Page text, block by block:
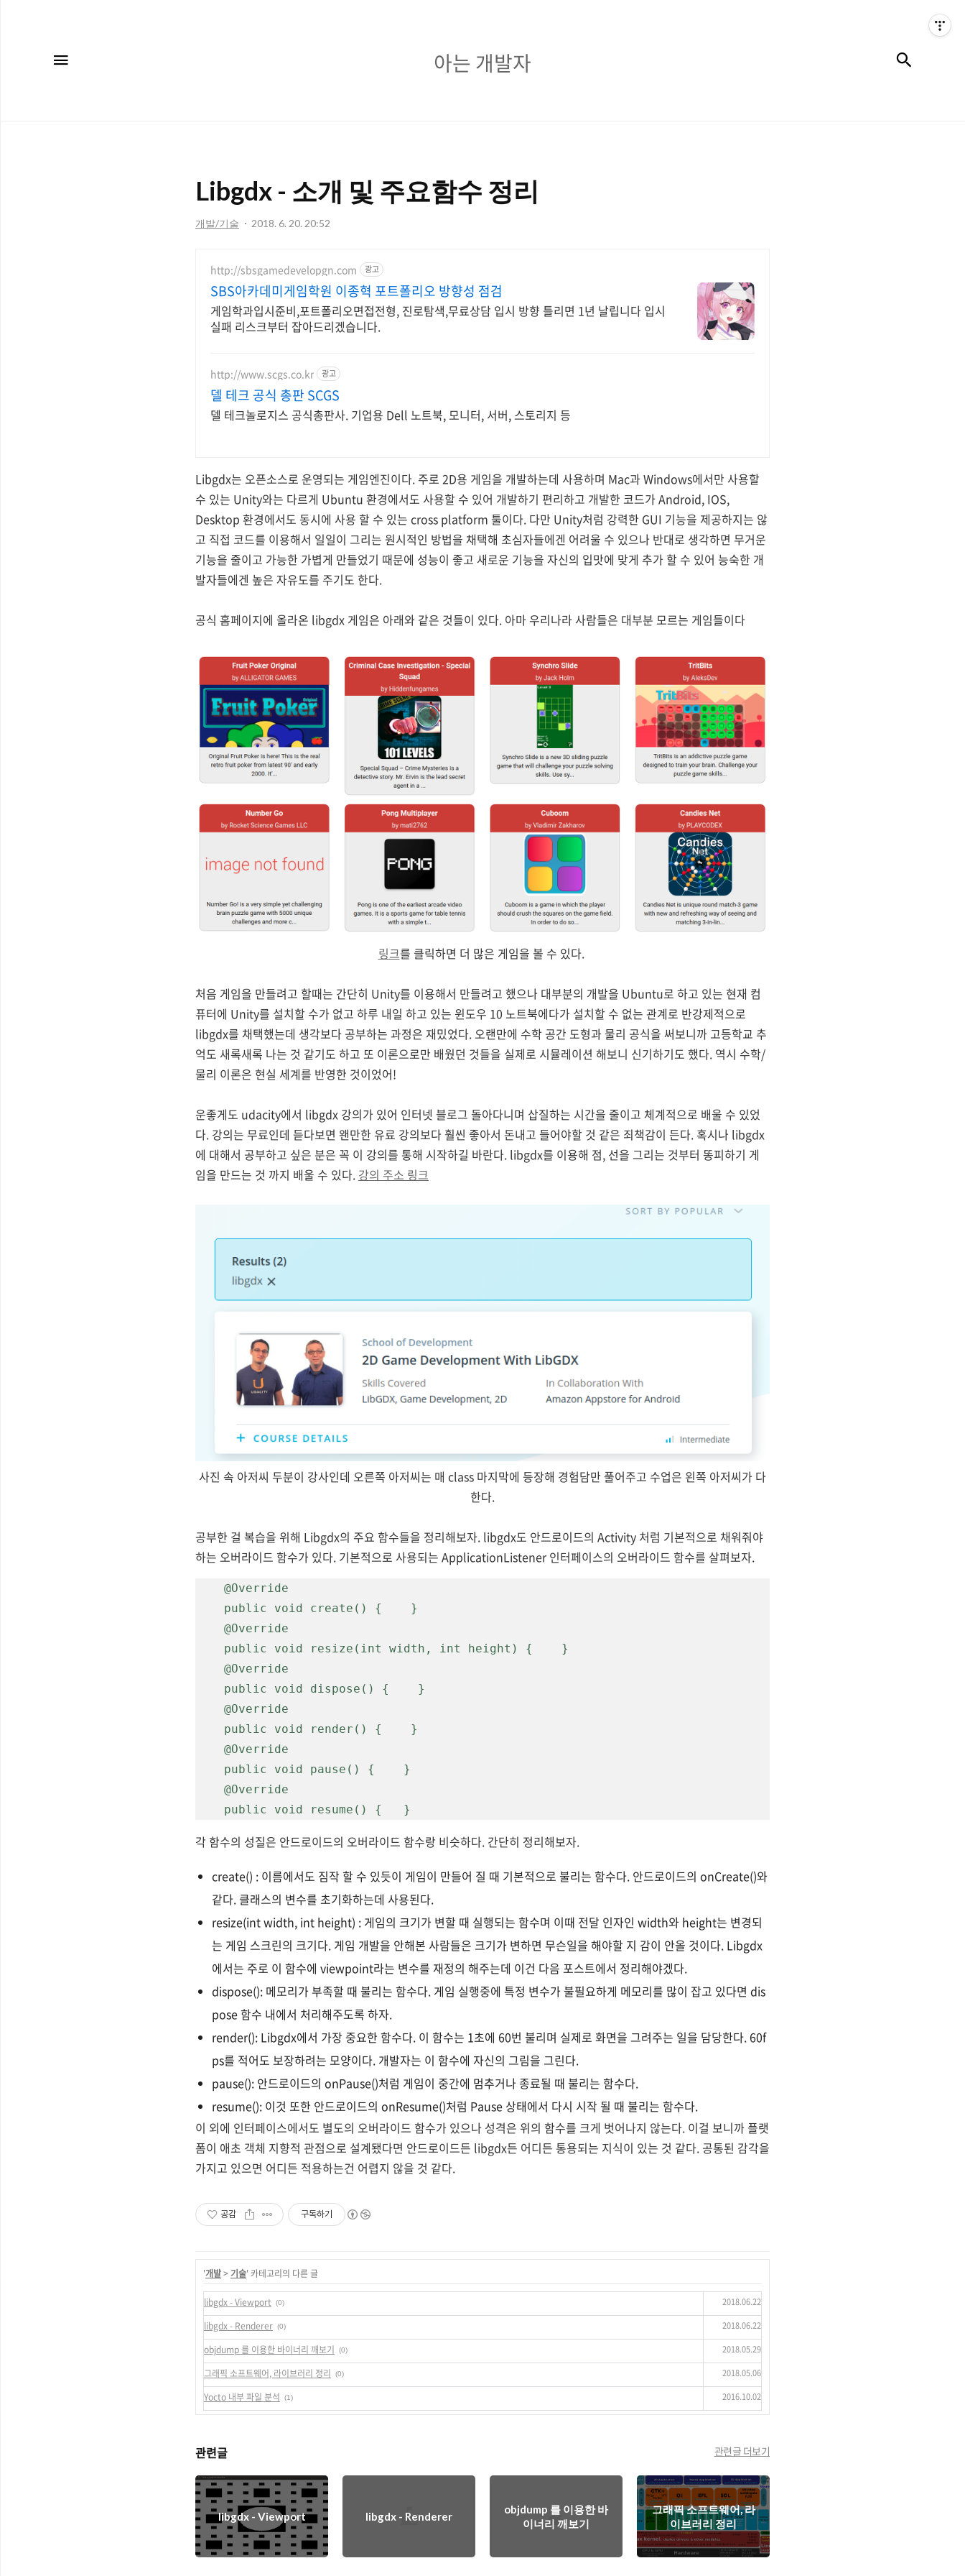
는
아는 개발자
Libgdx - 소개 및 주요함수 정리
개발/기술 2018. 6. 20. 20:52
http://sbsgamedevelopgn.com 광고
SBS아카데미게임학원 이종혁 포트폴리오 방향성 점검
게임학과입시준비,포트폴리오면접전형, 진로탐색,무료상담 입시 방향 틀리면 1년 날립니다 입시
실패 리스크부터 잡아드리겠습니다.
http://www.scgs.co.kr 광고
델 테크 공식 총판 SCGS
델 테크놀로지스 공식총판사. 기업용 Dell 노트북, 모니터, 서버, 스토리지 등
Libgdx는 오픈소스로 운영되는 게임엔진이다. 주로 2D용 게임을 개발하는데 사용하며 Mac과 Windows에서만 사용할
수 있는 Unity와는 다르게 Ubuntu 환경에서도 사용할 수 있어 개발하기 편리하고 개발한 코드가 Android, IOS,
Desktop 환경에서도 동시에 사용 할 수 있는 cross platform 툴이다. 다만 Unity처럼 강력한 GUI 기능을 제공하지는 않
고 직접 코드를 이용해서 일일이 그리는 원시적인 방법을 채택해 초심자들에겐 어려울 수 있으나 반대로 생각하면 무거운
기능을 줄이고 가능한 가볍게 만들었기 때문에 성능이 좋고 새로운 기능을 자신의 입맛에 맞게 추가 할 수 있어 능숙한 개
발자들에겐 높은 자유도를 주기도 한다.
공식 홈페이지에 올라온 libgdx 게임은 아래와 같은 것들이 있다. 아마 우리나라 사람들은 대부분 모르는 게임들이다
링크를 클릭하면 더 많은 게임을 볼 수 있다.
처음 게임을 만들려고 할때는 간단히 Unity를 이용해서 만들려고 했으나 대부분의 개발을 Ubuntu로 하고 있는 현재 컴
퓨터에 Unity를 설치할 수가 없고 하루 내일 하고 있는 윈도우 10 노트북에다가 설치할 수 없는 관계로 반강제적으로
libgdx를 채택했는데 생각보다 공부하는 과정은 재밌었다. 오랜만에 수학 공간 도형과 물리 공식을 써보니까 고등학교 추
억도 새록새록 나는 것 같기도 하고 또 이론으로만 배웠던 것들을 실제로 시뮬레이션 해보니 신기하기도 했다. 역시 수학/
물리 이론은 현실 세계를 반영한 것이었어!
운좋게도 udacity에서 libgdx 강의가 있어 인터넷 블로그 돌아다니며 삽질하는 시간을 줄이고 체계적으로 배울 수 있었
다. 강의는 무료인데 듣다보면 왠만한 유료 강의보다 훨씬 좋아서 돈내고 들어야할 것 같은 죄책감이 든다. 혹시나 libgdx
에 대해서 공부하고 싶은 분은 꼭 이 강의를 통해 시작하길 바란다. libgdx를 이용해 점, 선을 그리는 것부터 똥피하기 게
임을 만드는 것 까지 배울 수 있다. 강의 주소 링크
사진 속 아저씨 두분이 강사인데 오른쪽 아저씨는 매 class 마지막에 등장해 경험담만 풀어주고 수업은 왼쪽 아저씨가 다
한다.
공부한 걸 복습을 위해 Libgdx의 주요 함수들을 정리해보자. libgdx도 안드로이드의 Activity 처럼 기본적으로 채워줘야
하는 오버라이드 함수가 있다. 기본적으로 사용되는 ApplicationListener 인터페이스의 오버라이드 함수를 살펴보자.
    public void resume() {   }
각 함수의 성질은 안드로이드의 오버라이드 함수랑 비슷하다. 간단히 정리해보자.
create() : 이름에서도 짐작 할 수 있듯이 게임이 만들어 질 때 기본적으로 불리는 함수다. 안드로이드의 onCreate()와
같다. 클래스의 변수를 초기화하는데 사용된다.
resize(int width, int height) : 게임의 크기가 변할 때 실행되는 함수며 이때 전달 인자인 width와 height는 변경되
는 게임 스크린의 크기다. 게임 개발을 안해본 사람들은 크기가 변하면 무슨일을 해야할 지 감이 안올 것이다. Libgdx
에서는 주로 이 함수에 viewpoint라는 변수를 재정의 해주는데 이건 다음 포스트에서 정리해야겠다.
dispose(): 메모리가 부족할 때 불리는 함수다. 게임 실행중에 특정 변수가 불필요하게 메모리를 많이 잡고 있다면 dis
pose 함수 내에서 처리해주도록 하자.
render(): Libgdx에서 가장 중요한 함수다. 이 함수는 1초에 60번 불리며 실제로 화면을 그려주는 일을 담당한다. 60f
ps를 적어도 보장하려는 모양이다. 개발자는 이 함수에 자신의 그림을 그린다.
pause(): 안드로이드의 onPause()처럼 게임이 중간에 멈추거나 종료될 때 불리는 함수다.
resume(): 이것 또한 안드로이드의 onResume()처럼 Pause 상태에서 다시 시작 될 때 불리는 함수다.
이 외에 인터페이스에서도 별도의 오버라이드 함수가 있으나 성격은 위의 함수를 크게 벗어나지 않는다. 이걸 보니까 플랫
폼이 애초 객체 지향적 관점으로 설계됐다면 안드로이드든 libgdx든 어디든 통용되는 지식이 있는 것 같다. 공통된 감각을
가지고 있으면 어디든 적용하는건 어렵지 않을 것 같다.
공감 구독하기
'개발> 기술' 카테고리의 다른 글
libgdx - Viewport (0) 2018.06.22
libgdx - Renderer (0) 2018.06.22
objdump 를 이용한 바이너리 깨보기 (0) 2018.05.29
그래픽 소프트웨어, 라이브러리 정리 (0) 2018.05.06
Yocto 내부 파일 분석 (1) 2016.10.02
관련글 관련글 더보기
libgdx - Viewport libgdx - Renderer
objdump 를 이용한 바
이너리 깨보기
그래픽 소프트웨어, 라
이브러리 정리